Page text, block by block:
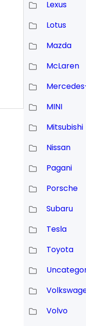
Lexus
Lotus
Mazda
McLaren
MINI
Mitsubishi
Nissan
Pagani
Porsche
Subaru
Tesla
Toyota
Volvo